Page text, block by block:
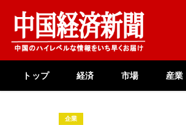
content
トップ 経済 市場 産業
企業